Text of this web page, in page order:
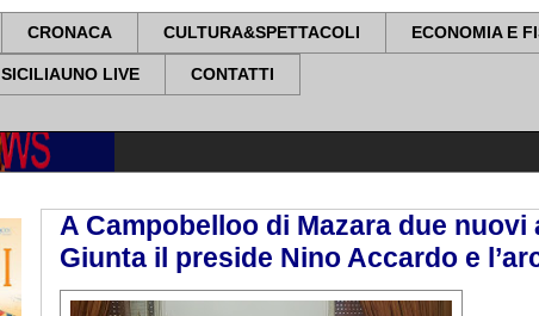
CRONACA CULTURA&SPETTACOLI ECONOMIA E
SICILIAUNO LIVE CONTATTI
A Campobelloo di Mazara due
Giunta il preside Nino Accardo e